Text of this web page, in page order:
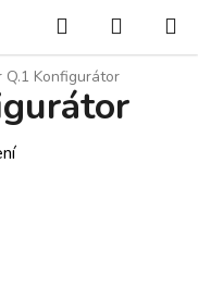
Hledat
KOŠÍK
Q.1 Konfigurátor